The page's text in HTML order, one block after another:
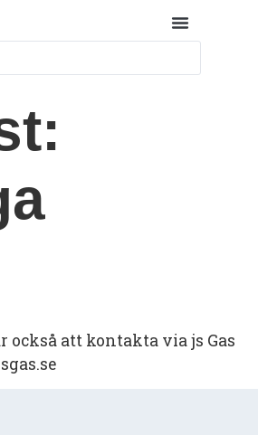
också att kontakta via js Gas